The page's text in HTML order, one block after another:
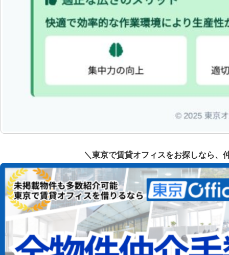
＼東京で賃貸オフィスをお探しなら、